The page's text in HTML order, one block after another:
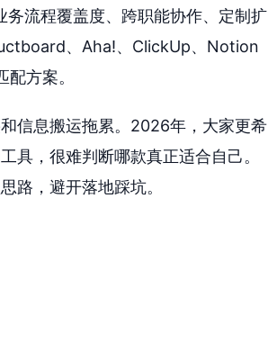
流程覆盖度、跨职能协作、定制扩
、Aha!、ClickUp、Notion
方案。
信息搬运拖累。2026年，大家更希
具，很难判断哪款真正适合自己。
路，避开落地踩坑。